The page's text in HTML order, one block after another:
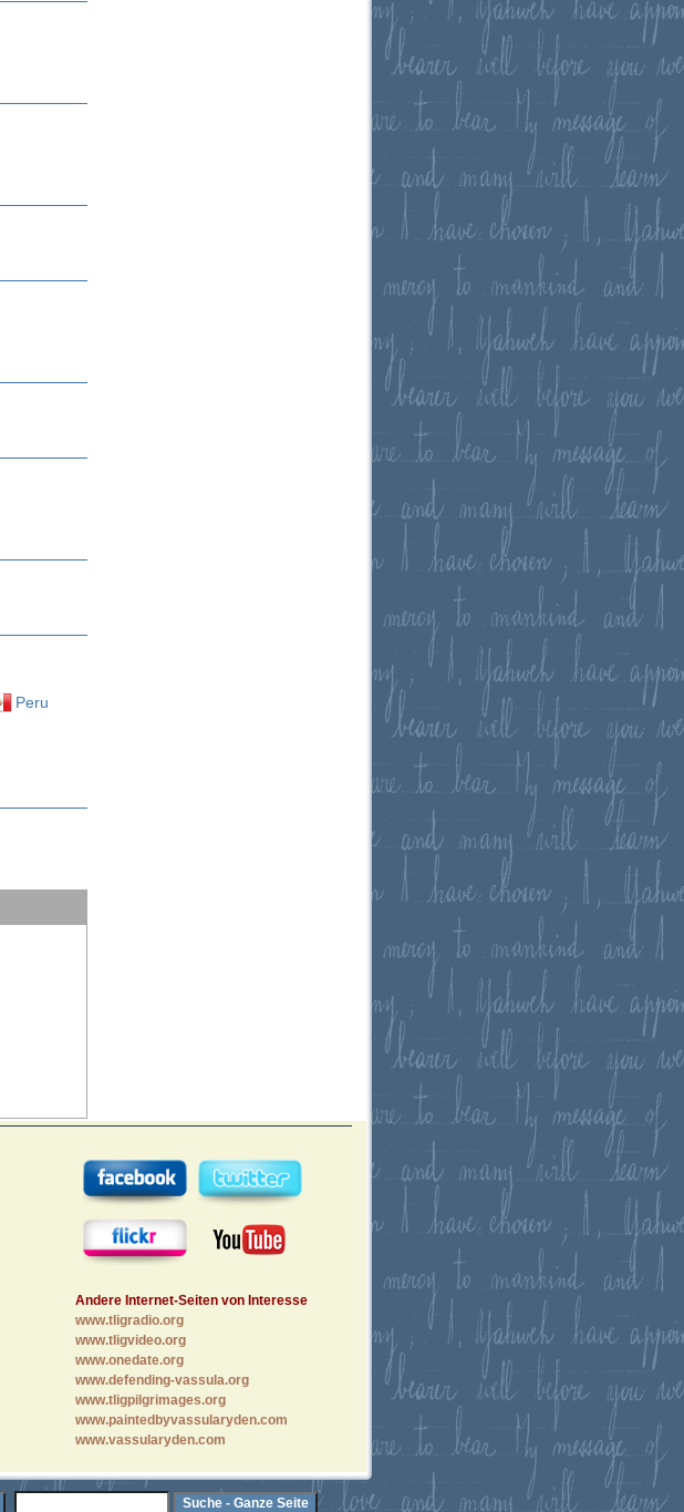
Peru
Andere Internet-Seiten von Interesse
www.tligradio.org
www.tligvideo.org
www.onedate.org
www.defending-vassula.org
www.tligpilgrimages.org
www.paintedbyvassularyden.com
www.vassularyden.com